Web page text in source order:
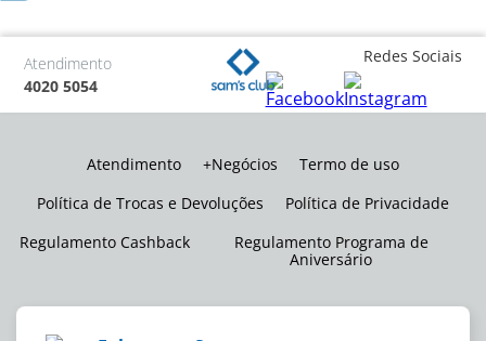
Atendimento
4020 5054
Redes Sociais
Atendimento +Negócios
Termo de uso
Política de Trocas e Devoluções
Política de Privacidade
Regulamento Cashback
Regulamento Programa de
Aniversário